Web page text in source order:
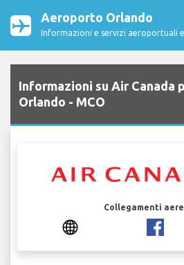
Aeroporto Orlando
Informazioni e servizi aeroportuali
Informazioni su Air Canada
Orlando - MCO
Collegamenti